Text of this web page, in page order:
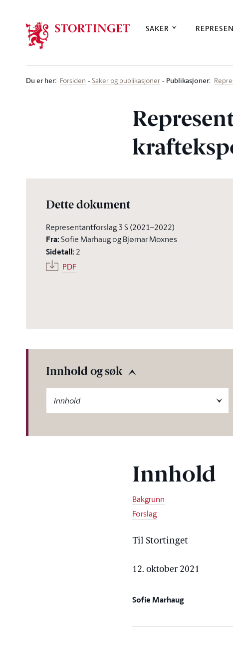
SAKER
Du er her: Forsiden Saker og publikasjoner Publikasjoner:
Dette dokument
Representantforslag 3 S (2021–2022)
Fra:Sofie Marhaug og Bjørnar Moxnes
Sidetall: 2
PDF
Innhold og søk
Innhold
Innhold
Bakgrunn
Forslag
Til Stortinget
12. oktober 2021
Sofie Marhaug